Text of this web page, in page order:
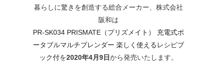
暮らしに驚きを創造する総合メーカー、株式会社
阪和は
PR-SK034 PRISMATE（プリズメイト） 充電式ポ
ータブルマルチブレンダー 楽しく使えるレシピブ
ック付を2020年4月9日から発売いたします。